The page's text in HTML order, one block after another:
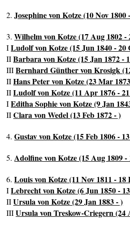
2.Josephine von Kotze (10 Nov
3.Wilhelm von Kotze (17 Aug 1802 -
ILudolf von Kotze (15 Jun 1840 - 20
IIBarbara von Kotze (15 Jan 1872 -
IIIBernhard Günther von Krosigk
IIHans Peter von Kotze (23 Mar
IILudolf von Kotze (11 Apr 1876 -
IEditha Sophie von Kotze (9 Jan
IIClara von Wedel (13 Feb 1872 - )
4.Gustav von Kotze (15 Feb 1806 -
5.Adolfine von Kotze (15 Aug 1809 -
6.Louis von Kotze (11 Nov 1811 - 18
ILebrecht von Kotze (6 Jun 1850 -
IIUrsula von Kotze (29 Jan 1883 - )
IIIUrsula von Treskow-Criegern (24